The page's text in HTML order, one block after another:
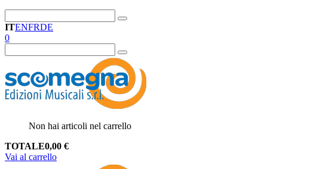
ITENFRDE
0
Non hai articoli nel carrello
TOTALE0,00 €
Vai al carrello